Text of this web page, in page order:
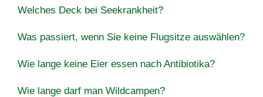
Welches Deck bei Seekrankheit?
Was passiert, wenn Sie keine Flugsitze auswählen?
Wie lange keine Eier essen nach Antibiotika?
Wie lange darf man Wildcampen?